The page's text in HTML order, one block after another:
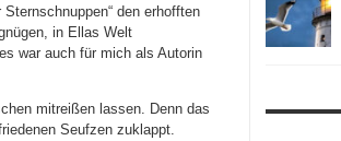
den erhofften
in Ellas Welt
war auch für mich als Autorin
mitreißen lassen. Denn das
Seufzen zuklappt.